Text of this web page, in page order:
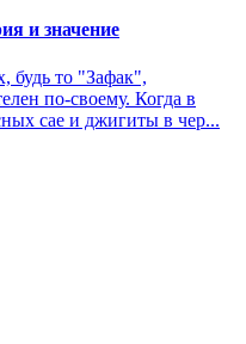
и значение
будь то "Зафак",
по-своему. Когда в
сае и джигиты в чер...